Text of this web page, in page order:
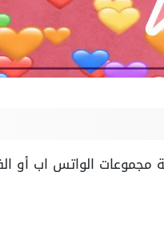
مجموعات الواتس اب أو